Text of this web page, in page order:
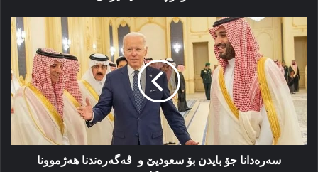
سەرەدانا
جۆ
بایدن
بۆ
سعودیێ
و
ڤەگەرەندنا
هەژموونا
ئەمریکایێ
سەرەدانا جۆ بایدن بۆ سعودیێ و ڤەگەرەندنا هەژموونا